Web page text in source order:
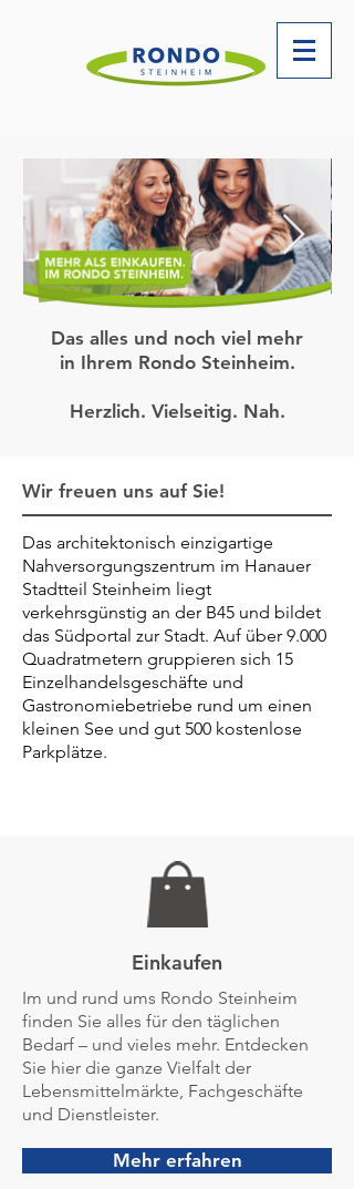
Das alles und noch viel mehr
in Ihrem Rondo Steinheim.
Herzlich. Vielseitig. Nah.
Wir freuen uns auf Sie!
Das architektonisch einzigartige
Nahversorgungszentrum im Hanauer
Stadtteil Steinheim liegt
verkehrsgünstig an der B45 und bildet
das Südportal zur Stadt. Auf über 9.000
Quadratmetern gruppieren sich 15
Einzelhandelsgeschäfte und
Gastronomiebetriebe rund um einen
kleinen See und gut 500 kostenlose
Parkplätze.
Einkaufen
Im und rund ums Rondo Steinheim
finden Sie alles für den täglichen
Bedarf – und vieles mehr. Entdecken
Sie hier die ganze Vielfalt der
Lebensmittelmärkte, Fachgeschäfte
und Dienstleister.
Mehr erfahren